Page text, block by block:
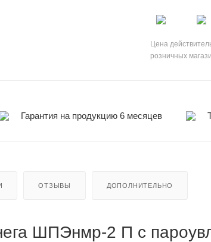
Цена
розничных
Гарантия на продукцию 6 месяцев
ОТЗЫВЫ ДОПОЛНИТЕЛЬНО
ШПЭнмр-2 П с